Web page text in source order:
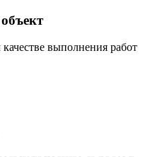
выполнения работ